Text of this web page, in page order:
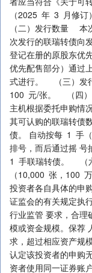
（2025 年 3 月修
（二）发行数量 本
次发行的联瑞转债向
登记在册的原股东优
优先配售部分）通过
式进行。 （三）发
100 元/张。 （四
主机根据委托申购情
其可认购的联瑞转债
债。 自动按每 1 手
排号，而后通过摇 号
1 手联瑞转债。 （
（10,000 张，100
投资者各自具体的申
证监会的有关规定执
行业监管 要求，合理
模或资金规模。保荐
求，超过相应资产规
认定该投资者的申购
资者使用同一证券账